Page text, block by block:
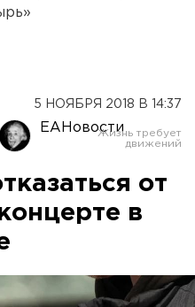
5 НОЯБРЯ 2018 В 14:37
ЕАНовости
от
в